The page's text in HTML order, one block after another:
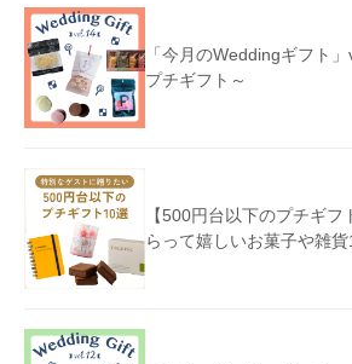
「今月のWeddingギフト
プチギフト～
【500円台以下のプチギフ
らって嬉しいお菓子や雑貨